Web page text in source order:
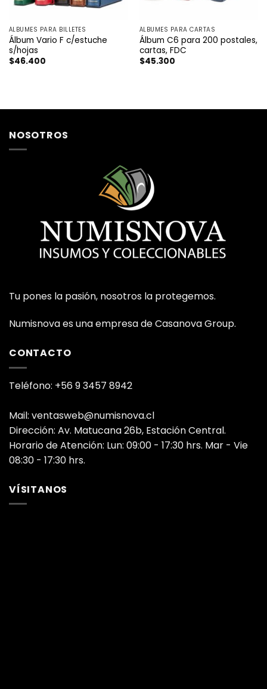
ÁLBUMES PARA BILLETES
Álbum Vario F c/estuche
s/hojas
$46.400
ÁLBUMES PARA CARTAS
Álbum C6 para 200 postales,
cartas, FDC
$45.300
NOSOTROS
Tu pones la pasión, nosotros la protegemos.
Numisnova es una empresa de Casanova Group.
CONTACTO
Teléfono: +56 9 3457 8942
Mail: ventasweb@numisnova.cl
Dirección: Av. Matucana 26b, Estación Central.
Horario de Atención: Lun: 09:00 - 17:30 hrs. Mar - Vie
08:30 - 17:30 hrs.
VÍSITANOS